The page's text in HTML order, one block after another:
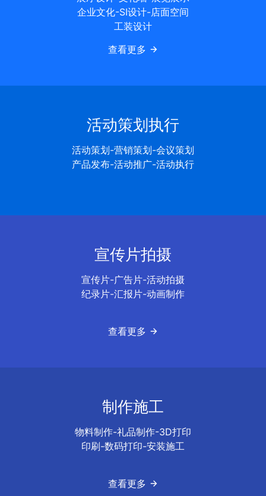
企业文化-SI设计-店面空间
工装设计
查看更多
活动策划执行
活动策划-营销策划-会议策划
产品发布-活动推广-活动执行
宣传片拍摄
宣传片-广告片-活动拍摄
纪录片-汇报片-动画制作
查看更多
制作施工
物料制作-礼品制作-3D打印
印刷-数码打印-安装施工
查看更多